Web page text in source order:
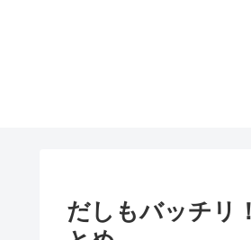
だしもバッチリ